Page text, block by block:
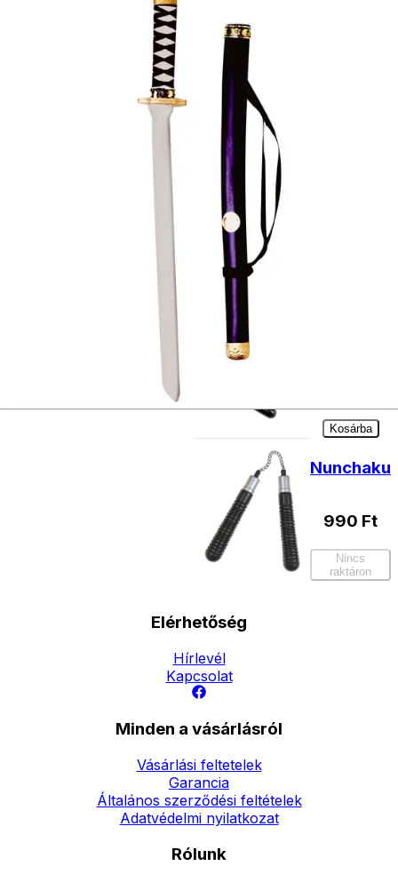
Kosárba
Nunchaku
990 Ft
Nincs
raktáron
Elérhetőség
Hírlevél
Kapcsolat
Minden a vásárlásról
Vásárlási feltetelek
Garancia
Általános szerződési feltételek
Adatvédelmi nyilatkozat
Rólunk